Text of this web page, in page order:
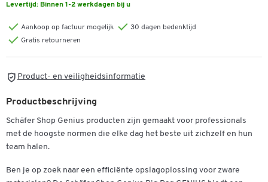
Levertijd: Binnen 1-2 werkdagen bij u
Aankoop op factuur mogelijk
30 dagen bedenktijd
Gratis retourneren
Product- en veiligheidsinformatie
Productbeschrijving
Schäfer Shop Genius producten zijn gemaakt voor professionals
met de hoogste normen die elke dag het beste uit zichzelf en hun
team halen.
Ben je op zoek naar een efficiënte opslagoplossing voor zware